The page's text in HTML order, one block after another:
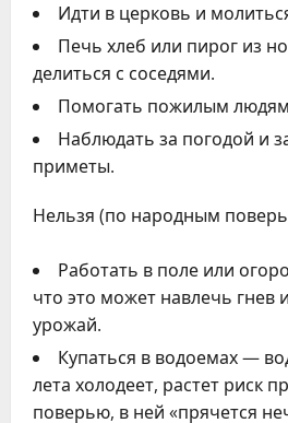
Идти в церковь и
Печь хлеб или пирог из
делиться с соседями.
Помогать пожилым
Наблюдать за погодой и
приметы.
Нельзя (по народным
Работать в поле или
что это может навлечь гнев
урожай.
Купаться в водоемах —
лета холодеет, растет риск
поверью, в ней «прячется